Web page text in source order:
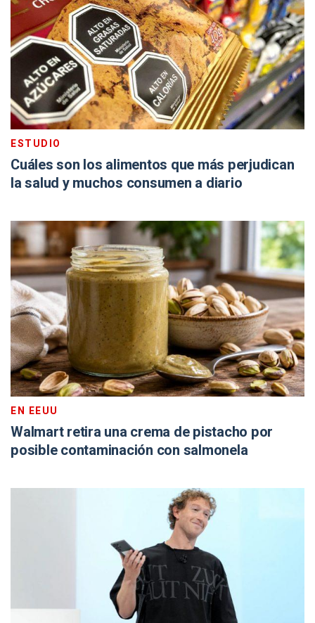
ESTUDIO
Cuáles son los alimentos que más perjudican
la salud y muchos consumen a diario
EN EEUU
Walmart retira una crema de pistacho por
posible contaminación con salmonela